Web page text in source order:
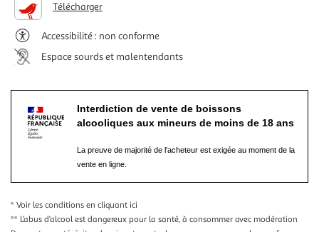
Télécharger
Accessibilité : non conforme
Espace sourds et malentendants
Interdiction de vente de boissons
alcooliques aux mineurs de moins de 18 ans
La preuve de majorité de l'acheteur est exigée au moment de la
vente en ligne.
* Voir les conditions en cliquant ici
** L’abus d’alcool est dangereux pour la santé, à consommer avec modération